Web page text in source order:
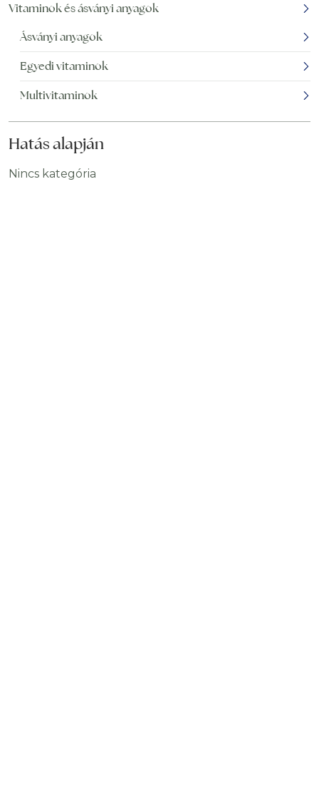
Vitaminok és ásványi anyagok
Ásványi anyagok
Egyedi vitaminok
Multivitaminok
Hatás alapján
Nincs kategória